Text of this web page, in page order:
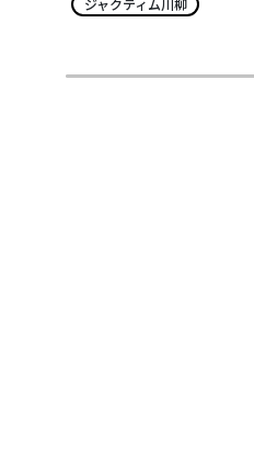
ジャクティム川柳